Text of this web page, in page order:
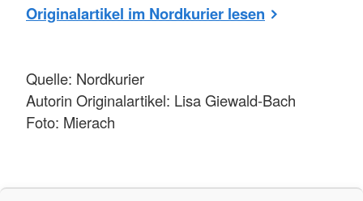
Originalartikel im Nordkurier lesen
Quelle: Nordkurier
Autorin Originalartikel: Lisa Giewald-Bach
Foto: Mierach